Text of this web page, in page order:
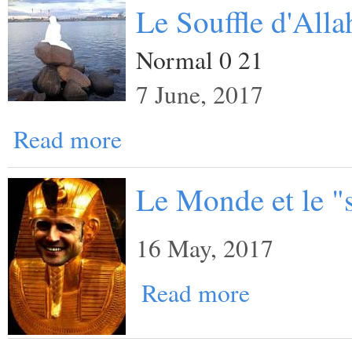
Le Souffle
Normal 0 21
7 June, 2017
Read more
Le Monde et le
16 May, 2017
Read more